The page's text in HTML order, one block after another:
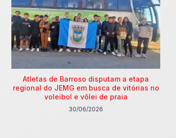
Atletas de Barroso disputam a etapa
regional do JEMG em busca de vitórias no
voleibol e vôlei de praia
30/06/2026